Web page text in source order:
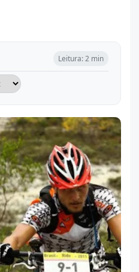
Leitura: 2 min